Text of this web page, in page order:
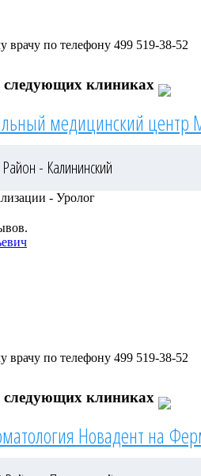
врачу по телефону 499 519-38-52
следующих клиниках
медицинский центр
Район - Калининский
- Уролог
врачу по телефону 499 519-38-52
следующих клиниках
Новадент на